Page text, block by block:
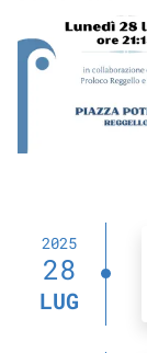
Image
2025
28
LUG